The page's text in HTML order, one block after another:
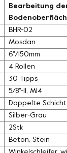
Bearbeitung
BHR-02
Mosdan
6''/150mm
4 Rollen
30 Tipps
5/8''-11, M14
Doppelte
Silber-Grau
2Stk
Beton, Stein